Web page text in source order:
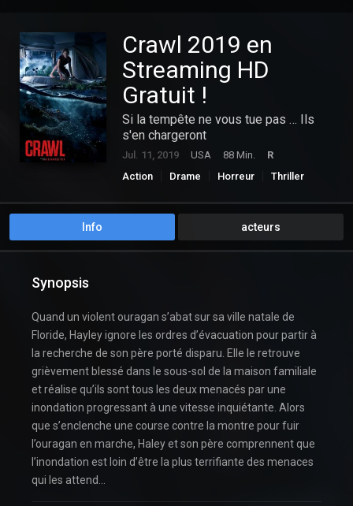
Crawl 2019 en
Streaming HD
Gratuit !
Si la tempête ne vous tue pas … Ils
s'en chargeront
Jul. 11, 2019 USA 88 Min.
R
Action
Drame Horreur Thriller
Info acteurs
Synopsis
Quand un violent ouragan s’abat sur sa ville natale de
Floride, Hayley ignore les ordres d’évacuation pour partir à
la recherche de son père porté disparu. Elle le retrouve
grièvement blessé dans le sous-sol de la maison familiale
et réalise qu’ils sont tous les deux menacés par une
inondation progressant à une vitesse inquiétante. Alors
que s’enclenche une course contre la montre pour fuir
l’ouragan en marche, Haley et son père comprennent que
l’inondation est loin d’être la plus terrifiante des menaces
qui les attend…